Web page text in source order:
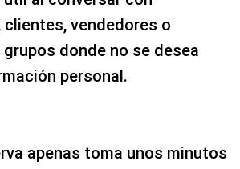
vendedores o
donde no se desea
personal.
apenas toma unos minutos